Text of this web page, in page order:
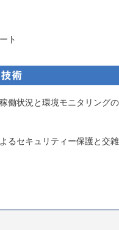
ト
働状況と環境モニタリング
るセキュリティー保護と交